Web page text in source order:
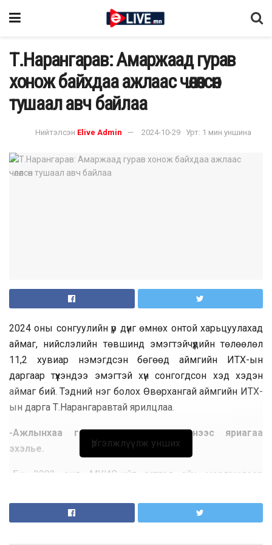
Т.Нарангарав: Амаржаад гурав
хонож байхдаа ажлаас чөлөөлсөн
тушаал авч байлаа
Нийтэлсэн Elive Admin 2024-10-29 Урт: 1 мин уншина
2024 оны сонгуулийн үр дүнг өмнөх онтой харьцуулахад
аймаг, нийслэлийн төвшинд эмэгтэйчүүдийн төлөөлөл
11,2 хувиар нэмэгдсэн бөгөөд аймгийн ИТХ-ын
даргаар түүхэндээ эмэгтэй хүн сонгогдсон хэд хэдэн
аймаг бий. Тэдний нэг болох Өвөрхангай аймгийн ИТХ-
ын дарга Т.Нарангаравтай ярилцлаа.
-Ажлынхаа гарааг хаанаас эхэлснээс яриагаа
эхэлье.
-Би 2002 онд МУИС-ийг сэтгэл зүйч мэргэжлээр
битгий хэл улсын нийслэлд ч сэтгэл зүйч мэргэжлийн
ажил ховор байсан учраас юу ч хамаагүй хийе гэсэн
Үргэлжлүүлж унших